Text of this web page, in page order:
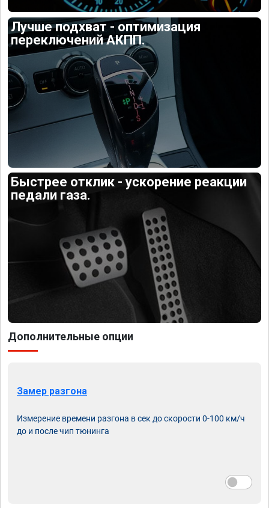
Лучше подхват - оптимизация
переключений АКПП.
Быстрее отклик - ускорение реакции
педали газа.
Дополнительные опции
Замер разгона
Измерение времени разгона в сек до скорости 0-100 км/ч
до и после чип тюнинга